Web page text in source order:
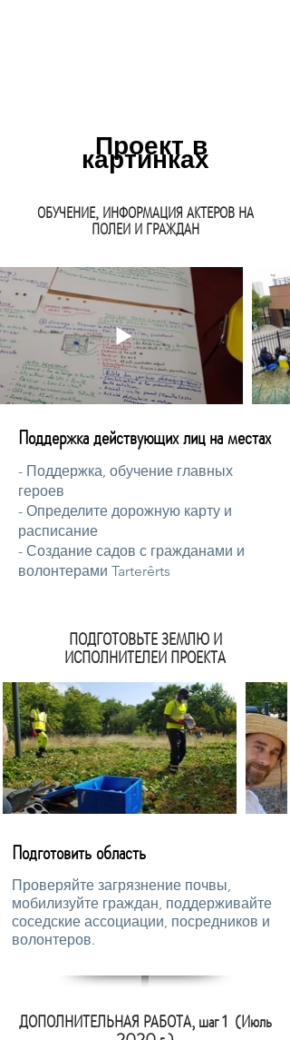
Проект в
картинках
ОБУЧЕНИЕ, ИНФОРМАЦИЯ АКТЕРОВ НА
ПОЛЕЙ И ГРАЖДАН
Поддержка действующих лиц на местах
- Поддержка, обучение главных
героев
- Определите дорожную карту и
расписание
- Создание садов с гражданами и
волонтерами Tarterêrts
ПОДГОТОВЬТЕ ЗЕМЛЮ И
ИСПОЛНИТЕЛЕЙ ПРОЕКТА
Подготовить область
Проверяйте загрязнение почвы,
мобилизуйте граждан, поддерживайте
соседские ассоциации, посредников и
волонтеров.
ДОПОЛНИТЕЛЬНАЯ РАБОТА, шаг 1 (Июль